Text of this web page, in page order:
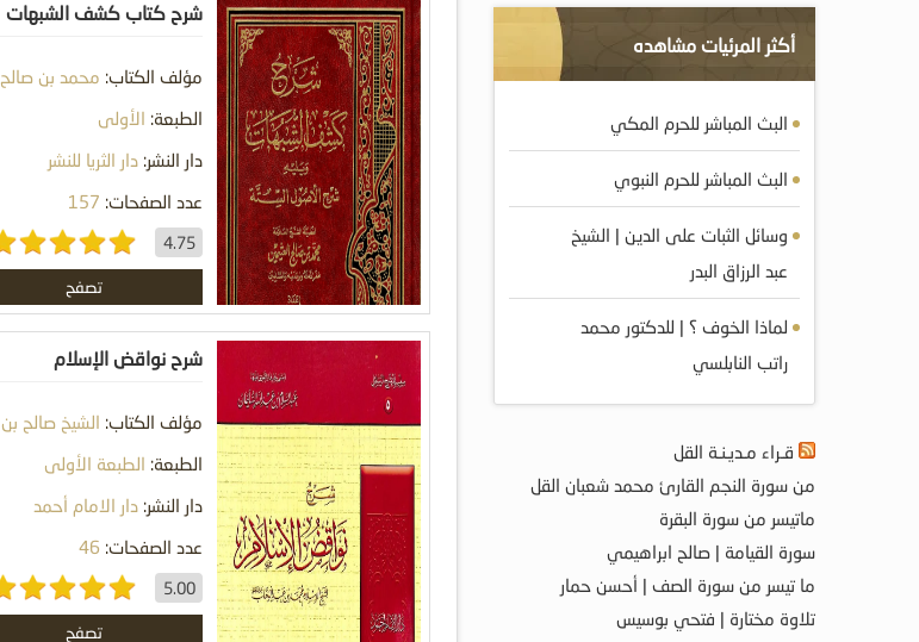
شرح كتاب كشف الشبهات
مؤلف الكتاب: محمد بن صالح
العثيمين
الطبعة: الأولى
دار النشر: دار الثريا للنشر
عدد الصفحات: 157
4.75
تصفح
شرح نواقض الإسلام
مؤلف الكتاب: الشيخ صالح بن
فوزان الفوزان
الطبعة: الطبعة الأولى
دار النشر: دار الامام أحمد
عدد الصفحات: 46
5.00
تصفح
أكثر المرئيات مشاهده
البث المباشر للحرم المكي
البث المباشر للحرم النبوي
وسائل الثبات على الدين | الشيخ
عبد الرزاق البدر
لماذا الخوف ؟ | للدكتور محمد
راتب النابلسي
قـراء مـديـنـة القل
من سورة النجم القارئ محمد شعبان القل
ماتيسر من سورة البقرة
سورة القيامة | صالح ابراهيمي
ما تيسر من سورة الصف | أحسن حمار
تلاوة مختارة | فتحي بوسيس